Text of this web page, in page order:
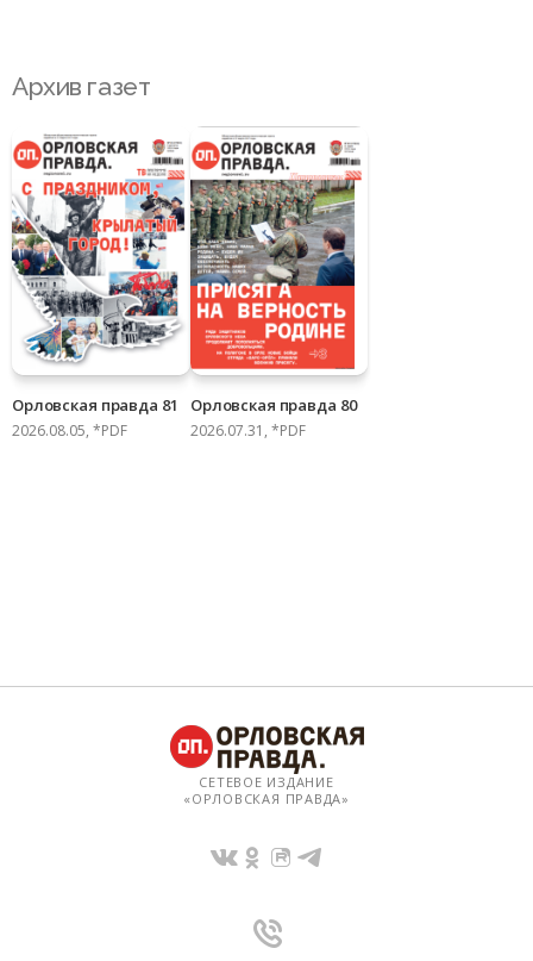
Архив газет
Орловская правда 81
2026.08.05, *PDF
Орловская правда 80
2026.07.31, *PDF
СЕТЕВОЕ ИЗДАНИЕ
«ОРЛОВСКАЯ ПРАВДА»